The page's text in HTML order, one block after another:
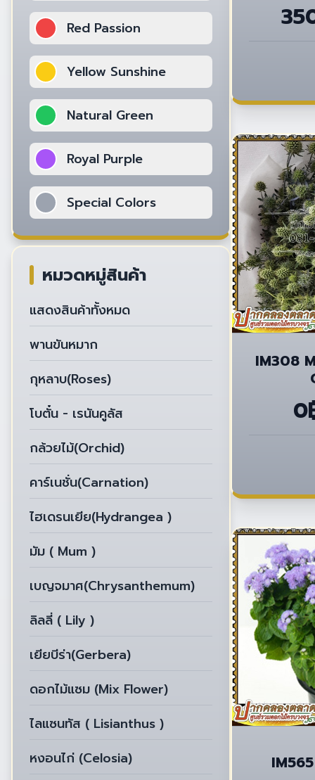
Red Passion
Yellow Sunshine
Natural Green
Royal Purple
Special Colors
หมวดหมู่สินค้า
แสดงสินค้าทั้งหมด
พานขันหมาก
กุหลาบ(Roses)
โบตั๋น - เรนันคูลัส
กล้วยไม้(Orchid)
คาร์เนชั่น(Carnation)
ไฮเดรนเยีย(Hydrangea )
มัม ( Mum )
เบญจมาศ(Chrysanthemum)
ลิลลี่ ( Lily )
เยียบีร่า(Gerbera)
ดอกไม้แซม (Mix Flower)
ไลแซนทัส ( Lisianthus )
หงอนไก่ (Celosia)
IM308
0